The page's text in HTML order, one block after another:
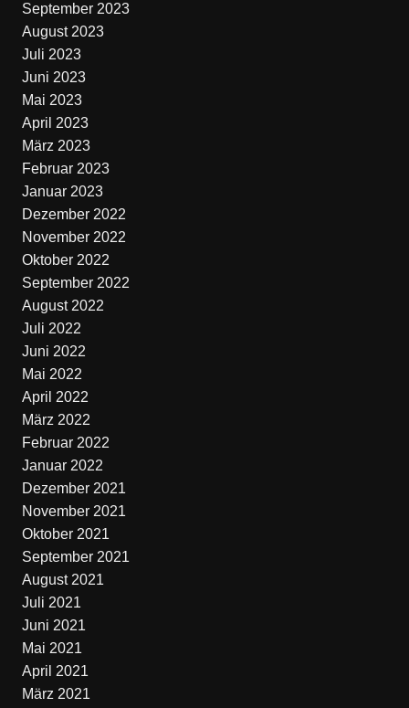
September 2023
August 2023
Juli 2023
Juni 2023
Mai 2023
April 2023
März 2023
Februar 2023
Januar 2023
Dezember 2022
November 2022
Oktober 2022
September 2022
August 2022
Juli 2022
Juni 2022
Mai 2022
April 2022
März 2022
Februar 2022
Januar 2022
Dezember 2021
November 2021
Oktober 2021
September 2021
August 2021
Juli 2021
Juni 2021
Mai 2021
April 2021
März 2021